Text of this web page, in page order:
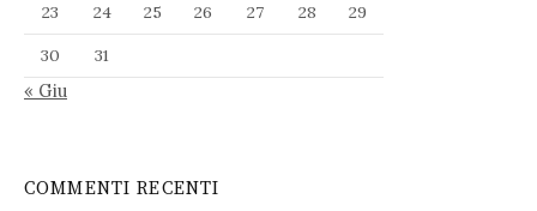
23
24 25 26 27 28
29
30
31
« Giu
COMMENTI RECENTI